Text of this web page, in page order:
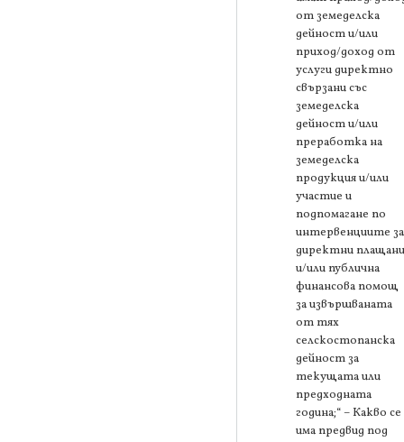
от земеделска
дейност и/или
приход/доход от
услуги директно
свързани със
земеделска
дейност и/или
преработка на
земеделска
продукция и/или
участие и
подпомагане по
интервенциите за
директни
и/или публична
финансова помощ
за извършваната
от тях
селскостопанска
дейност за
текущата или
предходната
година;“ – Какво се
има предвид под